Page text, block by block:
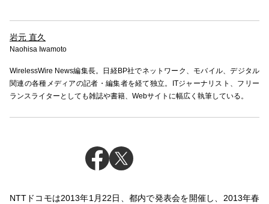
岩元 直久
Naohisa Iwamoto
WirelessWire News編集長。日経BP社でネットワーク、モバイル、デジタル
関連の各種メディアの記者・編集者を経て独立。ITジャーナリスト、フリー
ランスライターとしても雑誌や書籍、Webサイトに幅広く執筆している。
NTTドコモは2013年1月22日、都内で発表会を開催し、2013年春